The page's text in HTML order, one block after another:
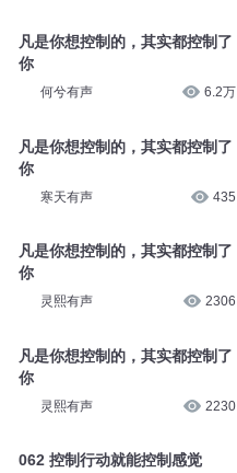
凡是你想控制的，其实都控制了
你
何兮有声 6.2万
凡是你想控制的，其实都控制了
你
寒天有声 435
凡是你想控制的，其实都控制了
你
灵熙有声 2306
凡是你想控制的，其实都控制了
你
灵熙有声 2230
062 控制行动就能控制感觉